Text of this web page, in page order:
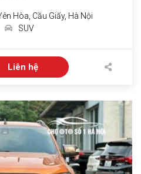
Hòa, Cầu Giấy, Hà Nội
SUV
Liên hệ